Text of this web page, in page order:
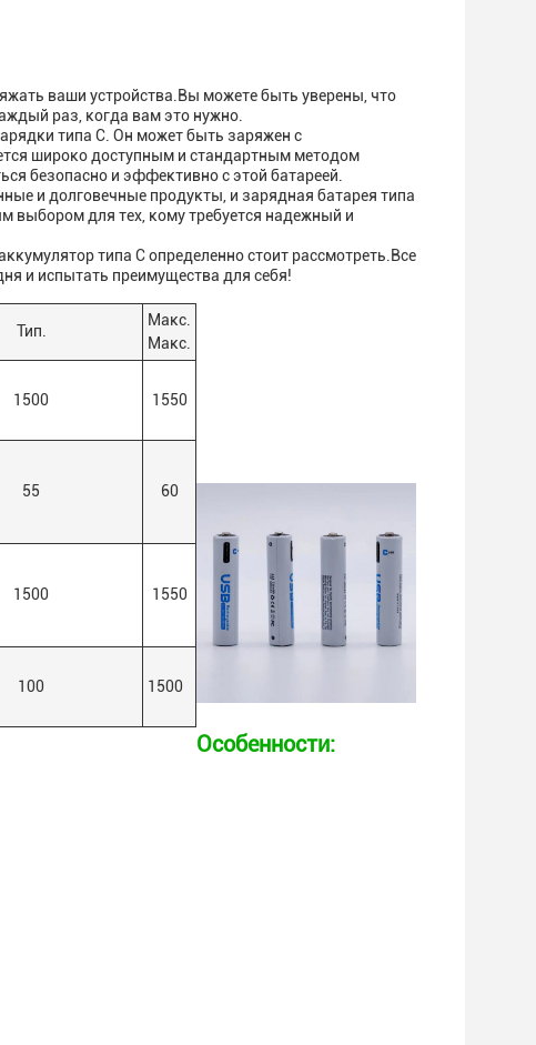
ваши устройства.Вы можете быть уверены, что
раз, когда вам это нужно.
типа C. Он может быть заряжен с
широко доступным и стандартным методом
безопасно и эффективно с этой батареей.
и долговечные продукты, и зарядная батарея типа
выбором для тех, кому требуется надежный и
типа С определенно стоит рассмотреть.Все
и испытать преимущества для себя!
Тип.
Макс.
Макс.
1500 1550
55 60
1500 1550
100 1500
Особенности: